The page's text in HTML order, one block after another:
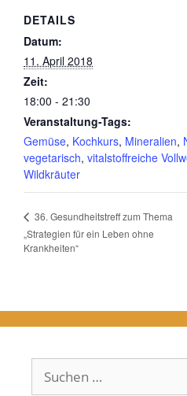
DETAILS
Datum:
11. April 2018
Zeit:
18:00 - 21:30
Veranstaltung-Tags:
Gemüse, Kochkurs, Mineralien,
vegetarisch, vitalstoffreiche
Wildkräuter
36. Gesundheitstreff zum Thema
„Strategien für ein Leben ohne
Krankheiten“
Suchen
nach: